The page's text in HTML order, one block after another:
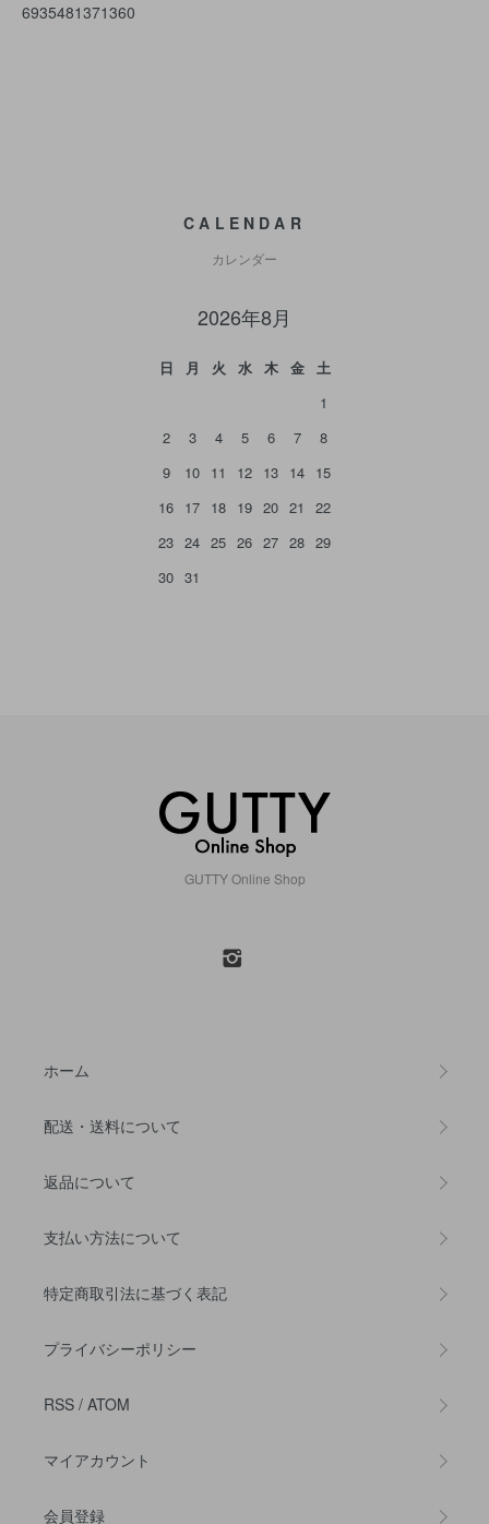
6935481371360
CALENDAR
カレンダー
2026年8月
日 月 火 水 木 金
土
1
2
3 4 5 6 7
8
9
10 11 12 13 14 15
16 17 18 19 20 21
22
23 24 25 26 27 28 29
30 31
GUTTY Online Shop
ホーム
配送・送料について
返品について
支払い方法について
特定商取引法に基づく表記
プライバシーポリシー
RSS / ATOM
マイアカウント
会員登録